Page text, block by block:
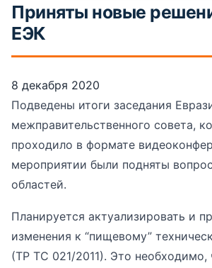
Приняты новые
ЕЭК
8 декабря 2020
Подведены итоги заседания
межправительственного совета,
проходило в формате
мероприятии были подняты
областей.
Планируется актуализировать и
изменения к “пищевому”
(ТР ТС 021/2011). Это необходимо,